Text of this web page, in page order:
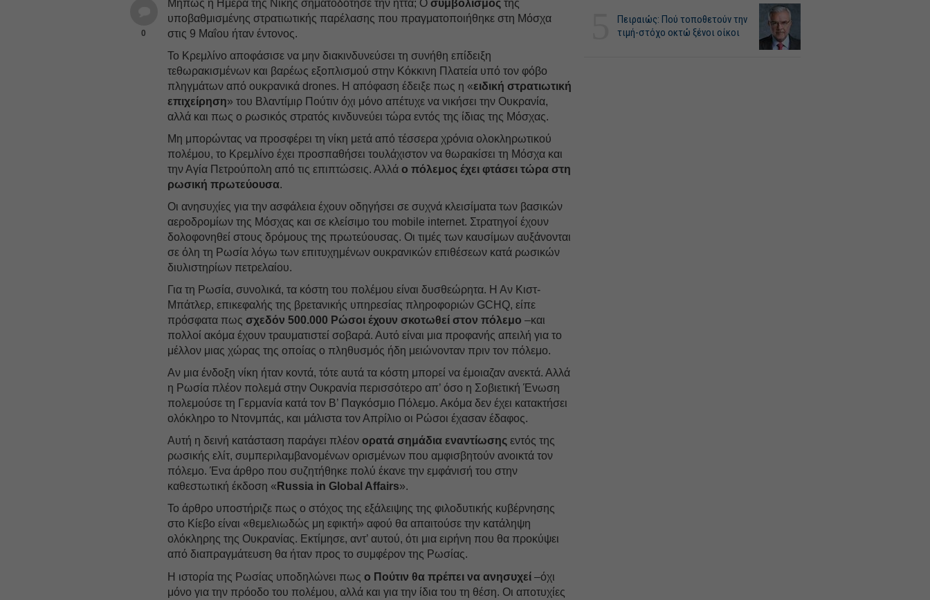
0
Μήπως η Ημέρα της Νίκης σηματοδότησε την ήττα; Οσυμβολισμός της
υποβαθμισμένης στρατιωτικής παρέλασης που πραγματοποιήθηκε στη Μόσχα
στις 9 Μαΐου ήταν έντονος.
Το Κρεμλίνο αποφάσισε να μην διακινδυνεύσει τη συνήθη επίδειξη
τεθωρακισμένων και βαρέως εξοπλισμού στην Κόκκινη Πλατεία υπό τον φόβο
πληγμάτων από ουκρανικά drones. Η απόφαση έδειξε πως η «ειδική στρατιωτική
επιχείρηση» του Βλαντίμιρ Πούτιν όχι μόνο απέτυχε να νικήσει την Ουκρανία,
αλλά και πως ο ρωσικός στρατός κινδυνεύει τώρα εντός της ίδιας της Μόσχας.
Μη μπορώντας να προσφέρει τη νίκη μετά από τέσσερα χρόνια ολοκληρωτικού
πολέμου, το Κρεμλίνο έχει προσπαθήσει τουλάχιστον να θωρακίσει τη Μόσχα και
την Αγία Πετρούπολη από τις επιπτώσεις. Αλλά ο πόλεμος έχει φτάσει τώρα στη
ρωσική πρωτεύουσα.
Οι ανησυχίες για την ασφάλεια έχουν οδηγήσει σε συχνά κλεισίματα των βασικών
αεροδρομίων της Μόσχας και σε κλείσιμο του mobile internet. Στρατηγοί έχουν
δολοφονηθεί στους δρόμους της πρωτεύουσας. Οι τιμές των καυσίμων αυξάνονται
σε όλη τη Ρωσία λόγω των επιτυχημένων ουκρανικών επιθέσεων κατά ρωσικών
διυλιστηρίων πετρελαίου.
Για τη Ρωσία, συνολικά, τα κόστη του πολέμου είναι δυσθεώρητα. Η Αν Κιστ-
Μπάτλερ, επικεφαλής της βρετανικής υπηρεσίας πληροφοριών GCHQ, είπε
πρόσφατα πωςσχεδόν 500.000 Ρώσοι έχουν σκοτωθεί στον πόλεμο –και
πολλοί ακόμα έχουν τραυματιστεί σοβαρά. Αυτό είναι μια προφανής απειλή για το
μέλλον μιας χώρας της οποίας ο πληθυσμός ήδη μειώνονταν πριν τον πόλεμο.
Αν μια ένδοξη νίκη ήταν κοντά, τότε αυτά τα κόστη μπορεί να έμοιαζαν ανεκτά. Αλλά
η Ρωσία πλέον πολεμά στην Ουκρανία περισσότερο απ’ όσο η Σοβιετική Ένωση
πολεμούσε τη Γερμανία κατά τον Β’ Παγκόσμιο Πόλεμο. Ακόμα δεν έχει κατακτήσει
ολόκληρο το Ντονμπάς, και μάλιστα τον Απρίλιο οι Ρώσοι έχασαν έδαφος.
Αυτή η δεινή κατάσταση παράγει πλέον ορατά σημάδια εναντίωσηςεντός της
ρωσικής ελίτ, συμπεριλαμβανομένων ορισμένων που αμφισβητούν ανοικτά τον
πόλεμο. Ένα άρθρο που συζητήθηκε πολύ έκανε την εμφάνισή του στην
καθεστωτική έκδοση « Russia in Global Affairs».
Το άρθρο υποστήριζε πως ο στόχος της εξάλειψης της φιλοδυτικής κυβέρνησης
στο Κίεβο είναι «θεμελιωδώς μη εφικτή» αφού θα απαιτούσε την κατάληψη
ολόκληρης της Ουκρανίας. Εκτίμησε, αντ’ αυτού, ότι μια ειρήνη που θα προκύψει
από διαπραγμάτευση θα ήταν προς το συμφέρον της Ρωσίας.
Η ιστορία της Ρωσίας υποδηλώνει πωςο Πούτιν θα πρέπει να ανησυχεί –όχι
μόνο για την πρόοδο του πολέμου, αλλά και για την ίδια του τη θέση. Οι αποτυχίες
Πειραιώς: Πού τοποθετούν την
τιμή-στόχο οκτώ ξένοι οίκοι